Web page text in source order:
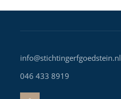
info@stichtingerfgoedstein.nl
046 433 8919